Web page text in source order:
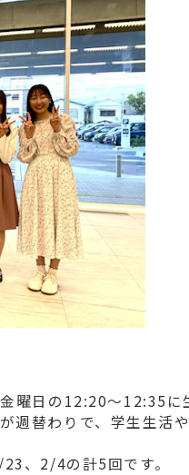
曜日の12:20～12:35に
週替わりで、学生生活
、2/4の計5回です。